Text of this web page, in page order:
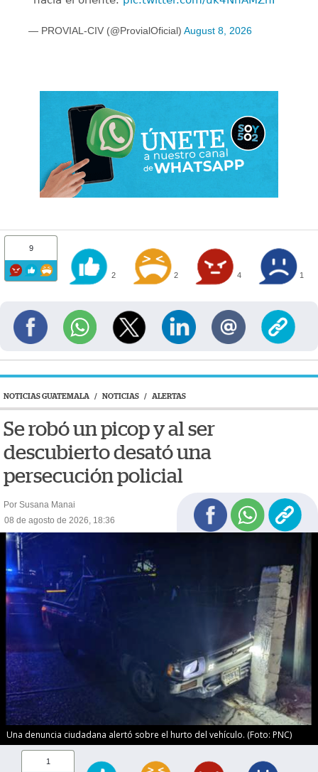
— PROVIAL-CIV (@ProvialOficial) August 8, 2026
9
2 2 4 1
NOTICIAS GUATEMALA / NOTICIAS / ALERTAS
Se robó un picop y al ser
descubierto desató una
persecución policial
Por Susana Manai
08 de agosto de 2026, 18:36
Una denuncia ciudadana alertó sobre el hurto del vehículo. (Foto: PNC)
1